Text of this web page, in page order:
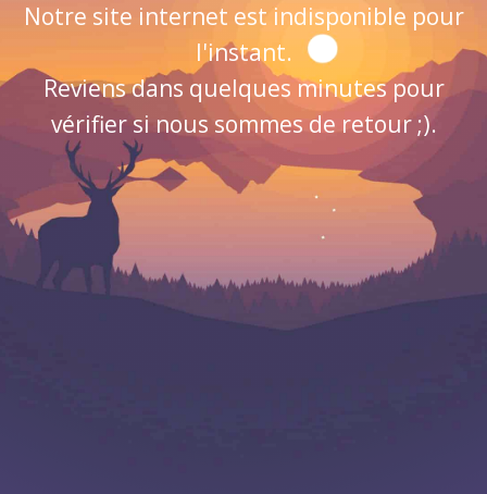
Notre site internet est indisponible pour
l'instant.
Reviens dans quelques minutes pour
vérifier si nous sommes de retour ;).